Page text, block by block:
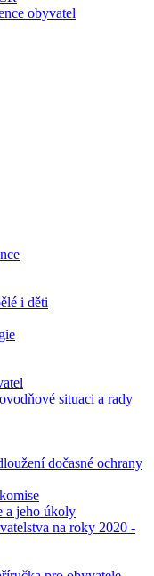
obyvatel
i děti
situaci a rady
dočasné ochrany
a jeho úkoly
na roky 2020 -